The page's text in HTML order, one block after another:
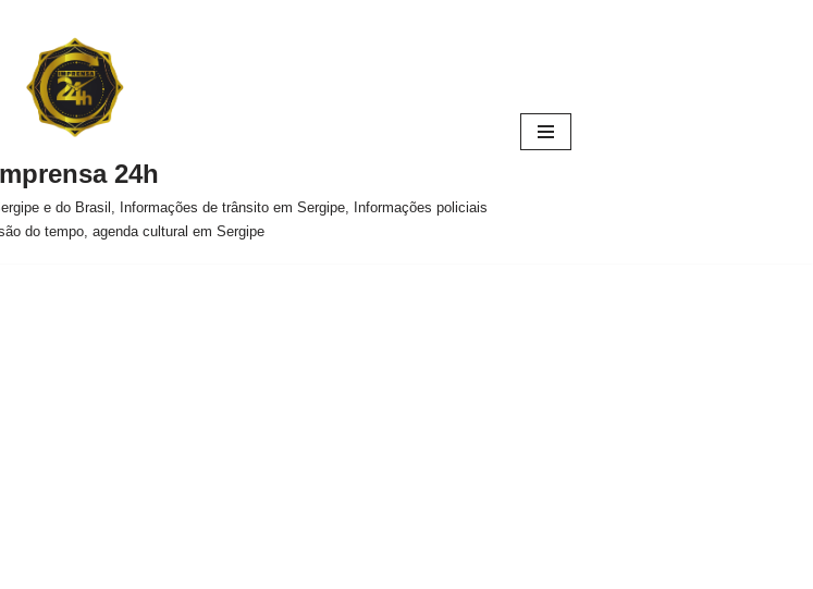
24h
e do Brasil, Informações de trânsito em Sergipe, Informações policiais
do tempo, agenda cultural em Sergipe